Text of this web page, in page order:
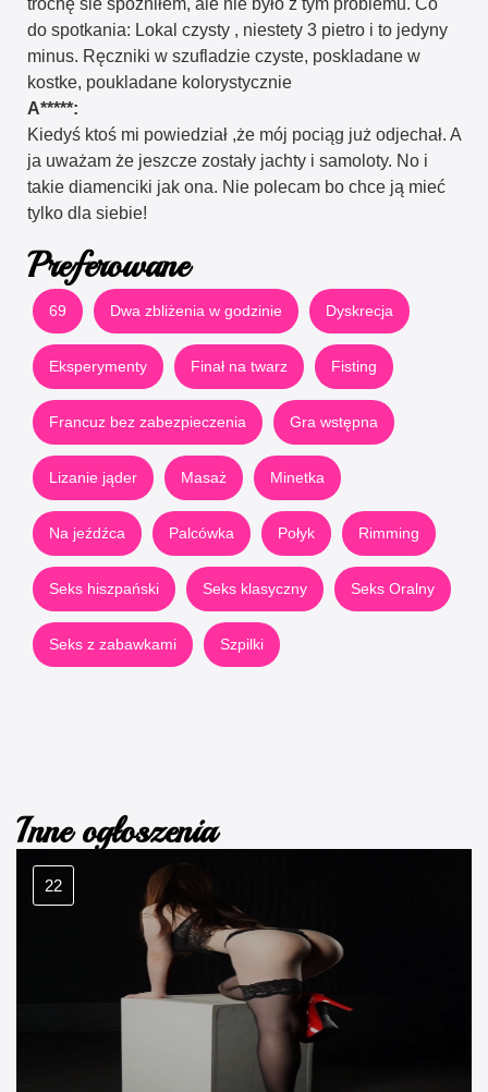
trochę sie spóźniłem, ale nie było z tym problemu. Co
do spotkania: Lokal czysty , niestety 3 pietro i to jedyny
minus. Ręczniki w szufladzie czyste, poskladane w
kostke, poukladane kolorystycznie
A*****:
Kiedyś ktoś mi powiedział ,że mój pociąg już odjechał. A
ja uważam że jeszcze zostały jachty i samoloty. No i
takie diamenciki jak ona. Nie polecam bo chce ją mieć
tylko dla siebie!
Preferowane
69 Dwa zbliżenia w godzinie Dyskrecja
Eksperymenty Finał na twarz Fisting
Francuz bez zabezpieczenia Gra wstępna
Lizanie jąder Masaż Minetka
Na jeźdźca Palcówka Połyk Rimming
Seks hiszpański Seks klasyczny Seks Oralny
Seks z zabawkami Szpilki
Inne ogłoszenia
22